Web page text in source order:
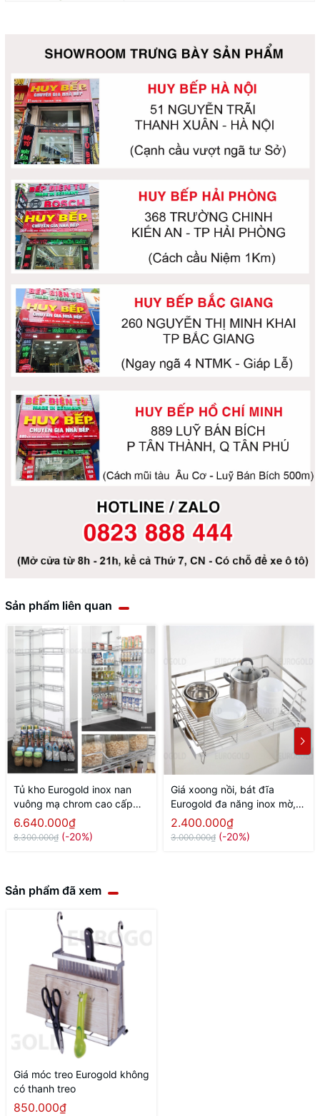
Sản phẩm liên quan
Tủ kho Eurogold inox nan
vuông mạ chrom cao cấp
cánh mở
6.640.000₫
8.300.000₫ (-20%)
Giá xoong nồi, bát đĩa
Eurogold đa năng inox mờ,
gắn cánh âm tủ
2.400.000₫
3.000.000₫ (-20%)
Sản phẩm đã xem
Giá móc treo Eurogold không
có thanh treo
850.000₫